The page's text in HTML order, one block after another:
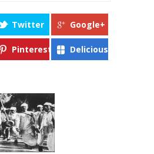
Twitter Google+
Pinterest Delicious